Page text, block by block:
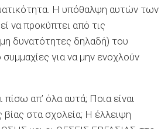
Η υπόθαλψη αυτών των
να προκύπτει από τις
μη δυνατότητες δηλαδή) του
για να μην ενοχλούν
πίσω απ’ όλα αυτά; Ποια είναι
βίας στα σχολεία; Η έλλειψη